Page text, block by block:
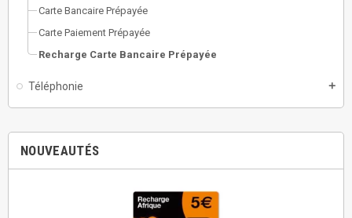
Carte Bancaire Prépayée
Carte Paiement Prépayée
Recharge Carte Bancaire Prépayée
Téléphonie add
NOUVEAUTÉS